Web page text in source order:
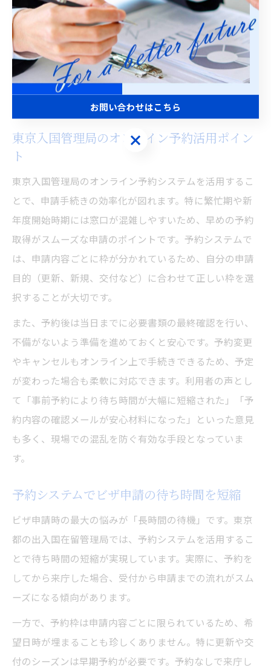
にアクセスし、希望する申請内容や日時を選択すること
で完了します。予約後は、予約確認メールや番号を必ず
保存しておくことが重要です。予約手続きの際には、申
請者本人が行う必要がある場合や、代理人申請の場合は
委任状など追加書類が必要となるケースもあるため、詳
細は公式ガイドを確認してください。
東京入国管理局のオンライン予約活用ポイン
ト
東京入国管理局のオンライン予約システムを活用するこ
とで、申請手続きの効率化が図れます。特に繁忙期や新
年度開始時期には窓口が混雑しやすいため、早めの予約
取得がスムーズな申請のポイントです。予約システムで
は、申請内容ごとに枠が分かれているため、自分の申請
目的（更新、新規、交付など）に合わせて正しい枠を選
択することが大切です。
また、予約後は当日までに必要書類の最終確認を行い、
不備がないよう準備を進めておくと安心です。予約変更
やキャンセルもオンライン上で手続きできるため、予定
が変わった場合も柔軟に対応できます。利用者の声とし
て「事前予約により待ち時間が大幅に短縮された」「予
約内容の確認メールが安心材料になった」といった意見
も多く、現場での混乱を防ぐ有効な手段となっていま
す。
予約システムでビザ申請の待ち時間を短縮
ビザ申請時の最大の悩みが「長時間の待機」です。東京
都の出入国在留管理局では、予約システムを活用するこ
とで待ち時間の短縮が実現しています。実際に、予約を
してから来庁した場合、受付から申請までの流れがスム
ーズになる傾向があります。
一方で、予約枠は申請内容ごとに限られているため、希
望日時が埋まることも珍しくありません。特に更新や交
付のシーズンは早期予約が必要です。予約なしで来庁し
お問い合わせはこちら
お問い合わせはこちら